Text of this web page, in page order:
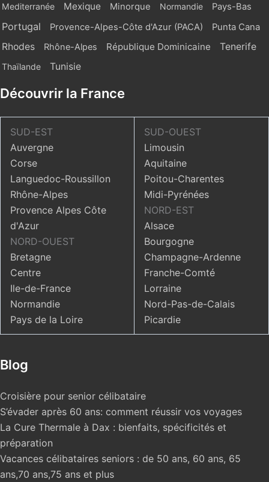
Mediterranée
Mexique Minorque Normandie Pays-Bas
Portugal Provence-Alpes-Côte d'Azur (PACA) Punta Cana
Rhodes Rhône-Alpes République Dominicaine Tenerife
Thaïlande Tunisie
Découvrir la France
SUD-EST
Auvergne
Corse
Languedoc-Roussillon
Rhône-Alpes
Provence Alpes Côte
d'Azur
NORD-OUEST
Bretagne
Centre
Ile-de-France
Normandie
Pays de la Loire
SUD-OUEST
Limousin
Aquitaine
Poitou-Charentes
Midi-Pyrénées
NORD-EST
Alsace
Bourgogne
Champagne-Ardenne
Franche-Comté
Lorraine
Nord-Pas-de-Calais
Picardie
Blog
Croisière pour senior célibataire
S’évader après 60 ans: comment réussir vos voyages
La Cure Thermale à Dax : bienfaits, spécificités et
préparation
Vacances célibataires seniors : de 50 ans, 60 ans, 65
ans,70 ans,75 ans et plus